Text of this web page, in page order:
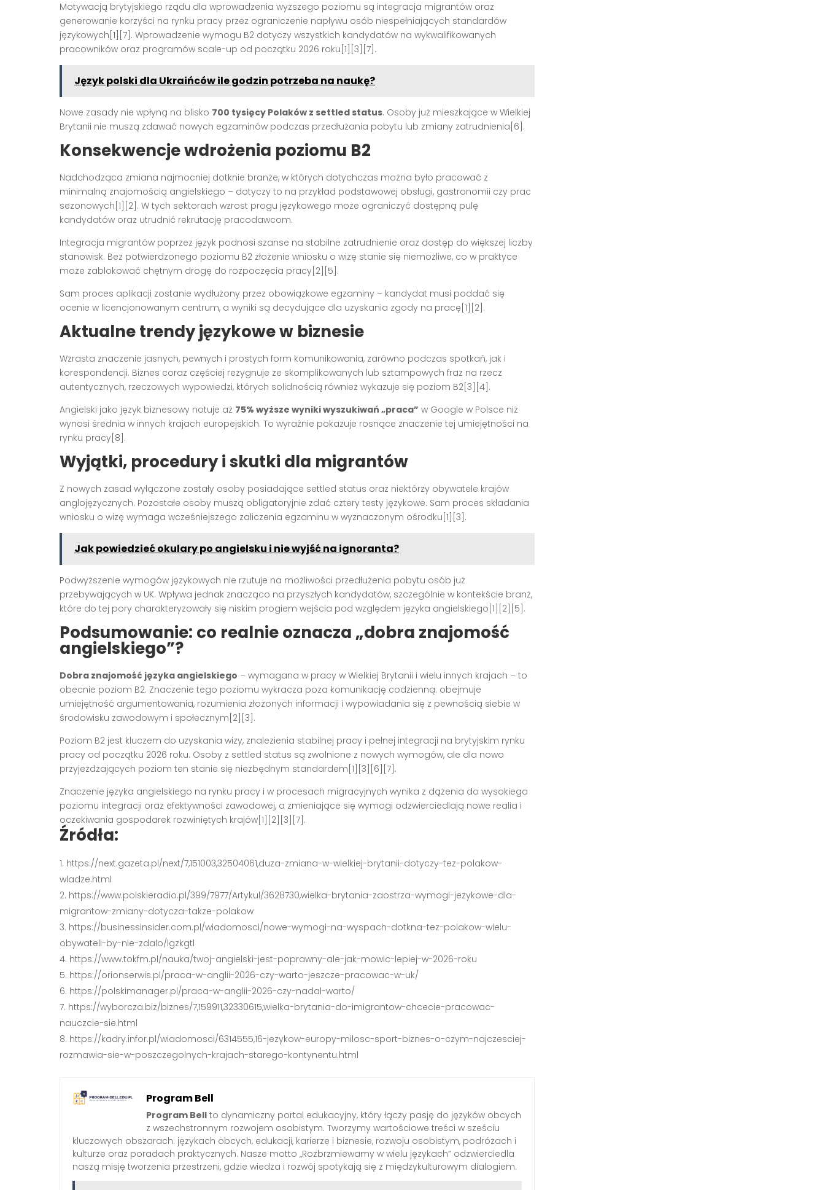
Motywacją brytyjskiego rządu dla wprowadzenia wyższego poziomu są integracja migrantów oraz
generowanie korzyści na rynku pracy przez ograniczenie napływu osób niespełniających standardów
językowych[1][7]. Wprowadzenie wymogu B2 dotyczy wszystkich kandydatów na wykwalifikowanych
pracowników oraz programów scale-up od początku 2026 roku[1][3][7].
Język polski dla Ukraińców ile godzin potrzeba na naukę?
Nowe zasady nie wpłyną na blisko 700 tysięcy Polaków z settled status. Osoby już mieszkające w Wielkiej
Brytanii nie muszą zdawać nowych egzaminów podczas przedłużania pobytu lub zmiany zatrudnienia[6].
Konsekwencje wdrożenia poziomu B2
Nadchodząca zmiana najmocniej dotknie branże, w których dotychczas można było pracować z
minimalną znajomością angielskiego – dotyczy to na przykład podstawowej obsługi, gastronomii czy prac
sezonowych[1][2]. W tych sektorach wzrost progu językowego może ograniczyć dostępną pulę
kandydatów oraz utrudnić rekrutację pracodawcom.
Integracja migrantów poprzez język podnosi szanse na stabilne zatrudnienie oraz dostęp do większej liczby
stanowisk. Bez potwierdzonego poziomu B2 złożenie wniosku o wizę stanie się niemożliwe, co w praktyce
może zablokować chętnym drogę do rozpoczęcia pracy[2][5].
Sam proces aplikacji zostanie wydłużony przez obowiązkowe egzaminy – kandydat musi poddać się
ocenie w licencjonowanym centrum, a wyniki są decydujące dla uzyskania zgody na pracę[1][2].
Aktualne trendy językowe w biznesie
Wzrasta znaczenie jasnych, pewnych i prostych form komunikowania, zarówno podczas spotkań, jak i
korespondencji. Biznes coraz częściej rezygnuje ze skomplikowanych lub sztampowych fraz na rzecz
autentycznych, rzeczowych wypowiedzi, których solidnością również wykazuje się poziom B2[3][4].
Angielski jako język biznesowy notuje aż 75% wyższe wyniki wyszukiwań „praca” w Google w Polsce niż
wynosi średnia w innych krajach europejskich. To wyraźnie pokazuje rosnące znaczenie tej umiejętności na
rynku pracy[8].
Wyjątki, procedury i skutki dla migrantów
Z nowych zasad wyłączone zostały osoby posiadające settled status oraz niektórzy obywatele krajów
anglojęzycznych. Pozostałe osoby muszą obligatoryjnie zdać cztery testy językowe. Sam proces składania
wniosku o wizę wymaga wcześniejszego zaliczenia egzaminu w wyznaczonym ośrodku[1][3].
Jak powiedzieć okulary po angielsku i nie wyjść na ignoranta?
Podwyższenie wymogów językowych nie rzutuje na możliwości przedłużenia pobytu osób już
przebywających w UK. Wpływa jednak znacząco na przyszłych kandydatów, szczególnie w kontekście branż,
które do tej pory charakteryzowały się niskim progiem wejścia pod względem języka angielskiego[1][2][5].
Podsumowanie: co realnie oznacza „dobra znajomość
angielskiego”?
Dobra znajomość języka angielskiego – wymagana w pracy w Wielkiej Brytanii i wielu innych krajach – to
obecnie poziom B2. Znaczenie tego poziomu wykracza poza komunikację codzienną: obejmuje
umiejętność argumentowania, rozumienia złożonych informacji i wypowiadania się z pewnością siebie w
środowisku zawodowym i społecznym[2][3].
Poziom B2 jest kluczem do uzyskania wizy, znalezienia stabilnej pracy i pełnej integracji na brytyjskim rynku
pracy od początku 2026 roku. Osoby z settled status są zwolnione z nowych wymogów, ale dla nowo
przyjeżdżających poziom ten stanie się niezbędnym standardem[1][3][6][7].
Znaczenie języka angielskiego na rynku pracy i w procesach migracyjnych wynika z dążenia do wysokiego
poziomu integracji oraz efektywności zawodowej, a zmieniające się wymogi odzwierciedlają nowe realia i
oczekiwania gospodarek rozwiniętych krajów[1][2][3][7].
Źródła:
https://next.gazeta.pl/next/7,151003,32504061,duza-zmiana-w-wielkiej-brytanii-dotyczy-tez-polakow-
wladze.html
https://www.polskieradio.pl/399/7977/Artykul/3628730,wielka-brytania-zaostrza-wymogi-jezykowe-dla-
migrantow-zmiany-dotycza-takze-polakow
https://businessinsider.com.pl/wiadomosci/nowe-wymogi-na-wyspach-dotkna-tez-polakow-wielu-
obywateli-by-nie-zdalo/lgzkgtl
https://www.tokfm.pl/nauka/twoj-angielski-jest-poprawny-ale-jak-mowic-lepiej-w-2026-roku
https://orionserwis.pl/praca-w-anglii-2026-czy-warto-jeszcze-pracowac-w-uk/
https://polskimanager.pl/praca-w-anglii-2026-czy-nadal-warto/
https://wyborcza.biz/biznes/7,159911,32330615,wielka-brytania-do-imigrantow-chcecie-pracowac-
nauczcie-sie.html
https://kadry.infor.pl/wiadomosci/6314555,16-jezykow-europy-milosc-sport-biznes-o-czym-najczesciej-
rozmawia-sie-w-poszczegolnych-krajach-starego-kontynentu.html
Program Bell
Program Bell to dynamiczny portal edukacyjny, który łączy pasję do języków obcych
z wszechstronnym rozwojem osobistym. Tworzymy wartościowe treści w sześciu
kluczowych obszarach: językach obcych, edukacji, karierze i biznesie, rozwoju osobistym, podróżach i
kulturze oraz poradach praktycznych. Nasze motto „Rozbrzmiewamy w wielu językach” odzwierciedla
naszą misję tworzenia przestrzeni, gdzie wiedza i rozwój spotykają się z międzykulturowym dialogiem.